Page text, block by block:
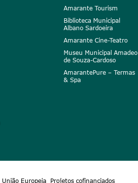
Amarante Tourism
Biblioteca Municipal
Albano Sardoeira
Amarante Cine-Teatro
Museu Municipal Amadeo
de Souza-Cardoso
AmarantePure – Termas
& Spa
União Europeia Projetos cofinanciados